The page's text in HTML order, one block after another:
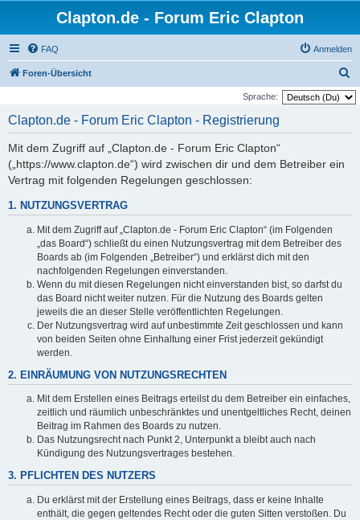
Clapton.de - Forum Eric Clapton
FAQ Anmelden
Foren-Übersicht
u
Sprache:
Clapton.de - Forum Eric Clapton - Registrierung
Mit dem Zugriff auf „Clapton.de - Forum Eric Clapton“
(„https://www.clapton.de“) wird zwischen dir und dem Betreiber ein
Vertrag mit folgenden Regelungen geschlossen:
1. NUTZUNGSVERTRAG
Mit dem Zugriff auf „Clapton.de - Forum Eric Clapton“ (im Folgenden
„das Board“) schließt du einen Nutzungsvertrag mit dem Betreiber des
Boards ab (im Folgenden „Betreiber“) und erklärst dich mit den
nachfolgenden Regelungen einverstanden.
Wenn du mit diesen Regelungen nicht einverstanden bist, so darfst du
das Board nicht weiter nutzen. Für die Nutzung des Boards gelten
jeweils die an dieser Stelle veröffentlichten Regelungen.
Der Nutzungsvertrag wird auf unbestimmte Zeit geschlossen und kann
von beiden Seiten ohne Einhaltung einer Frist jederzeit gekündigt
werden.
2. EINRÄUMUNG VON NUTZUNGSRECHTEN
Mit dem Erstellen eines Beitrags erteilst du dem Betreiber ein einfaches,
zeitlich und räumlich unbeschränktes und unentgeltliches Recht, deinen
Beitrag im Rahmen des Boards zu nutzen.
Das Nutzungsrecht nach Punkt 2, Unterpunkt a bleibt auch nach
Kündigung des Nutzungsvertrages bestehen.
3. PFLICHTEN DES NUTZERS
Du erklärst mit der Erstellung eines Beitrags, dass er keine Inhalte
enthält, die gegen geltendes Recht oder die guten Sitten verstoßen. Du